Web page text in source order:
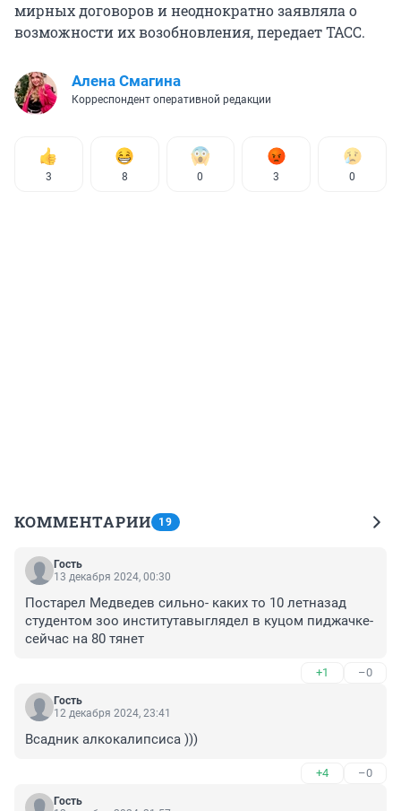
мирных договоров и неоднократно заявляла о
возможности их возобновления, передает ТАСС.
Алена Смагина
Корреспондент оперативной редакции
3 8 0 3 0
КОММЕНТАРИИ 19
Гость
13 декабря 2024, 00:30
Постарел Медведев сильно- каких то 10 летназад
студентом зоо институтавыглядел в куцом пиджачке-
сейчас на 80 тянет
+1 –0
Гость
12 декабря 2024, 23:41
Всадник алкокалипсиса )))
+4 –0
Гость